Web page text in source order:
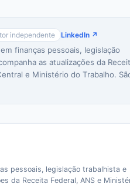
independente LinkedIn ↗
finanças pessoais, legislação
as atualizações da
e Ministério do Trabalho.
pessoais, legislação trabalhista e
da Receita Federal, ANS e